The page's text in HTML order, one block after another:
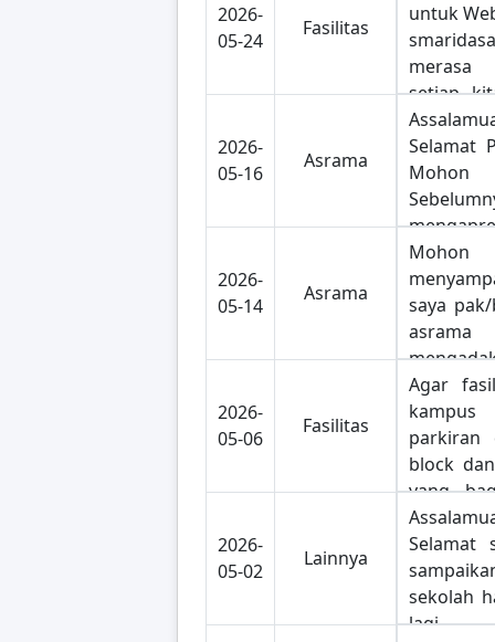
2026-
05-24
Fasilitas
untuk
setiap
ujian
padahal
sekali
minta
ya
2026-
05-16
Asrama
Selamat
Mohon
program
diadakan
IP.
yang
saya
senam
tetap
rasa
hal
2026-
05-14
Asrama
saya
fitness
kampus
pak/
2026-
05-06
Fasilitas
Agar
parkiran
block
yang
lumpur,
guru
keluar
2026-
05-02
Lainnya
Selamat
sekolah
lagi